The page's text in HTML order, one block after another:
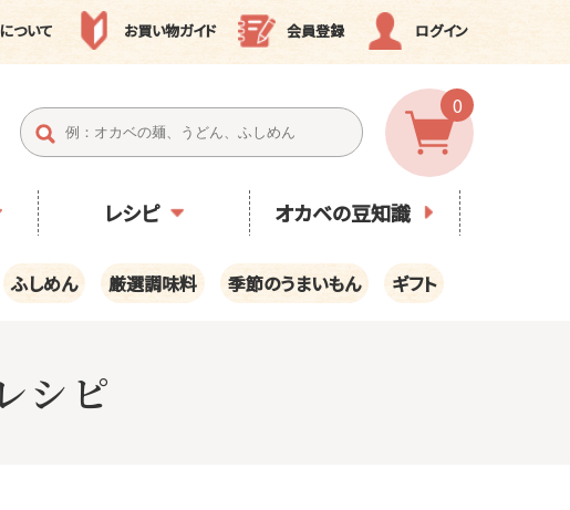
ついて お買い物ガイド 会員登録 ログイン
0
レシピ オカベの豆知識
ふしめん 厳選調味料 季節のうまいもん ギフト
シピ